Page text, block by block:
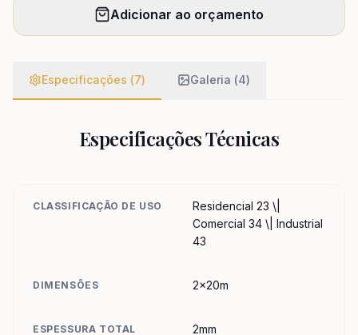
Adicionar ao orçamento
Especificações (7) Galeria (4)
Especificações Técnicas
CLASSIFICAÇÃO DE USO
Residencial 23 \|
Comercial 34 \| Industrial
43
DIMENSÕES 2x20m
ESPESSURA TOTAL 2mm